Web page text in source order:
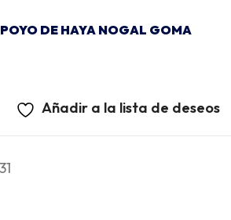
DE HAYA NOGAL GOMA
Añadir a la lista de deseos